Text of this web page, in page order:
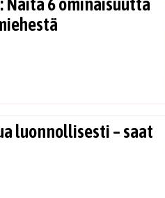
6 ominaisuutta
luonnollisesti – saat